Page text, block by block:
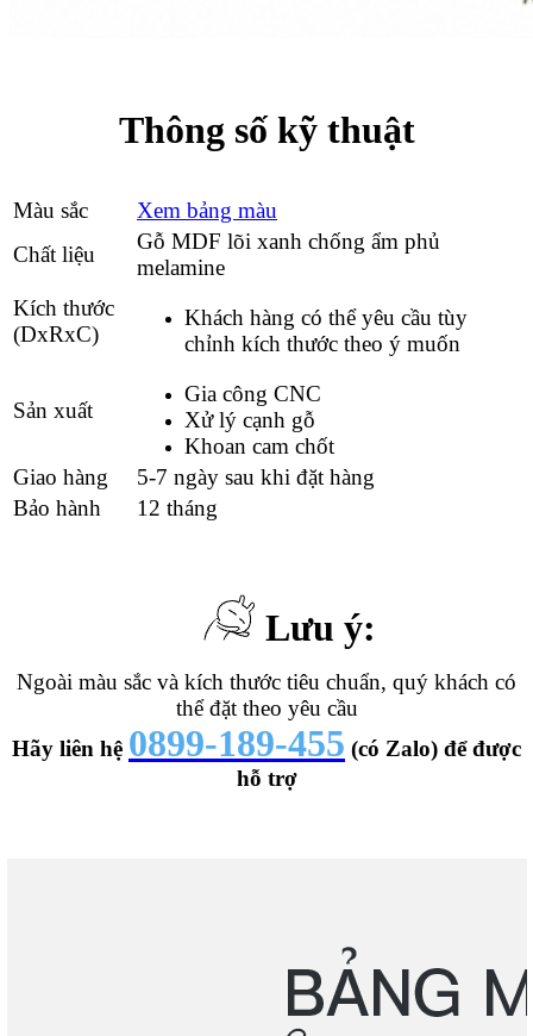
Thông số kỹ thuật
Màu sắc
Xem bảng màu
Chất liệu
Gỗ MDF lõi xanh chống ẩm phủ
melamine
Kích thước
(DxRxC)
Khách hàng có thể yêu cầu tùy
chỉnh kích thước theo ý muốn
Sản xuất
Gia công CNC
Xử lý cạnh gỗ
Khoan cam chốt
Giao hàng
5-7 ngày sau khi đặt hàng
Bảo hành
12 tháng
Lưu ý:
Ngoài màu sắc và kích thước tiêu chuẩn, quý khách có
thể đặt theo yêu cầu
Hãy liên hệ 0899-189-455 (có Zalo) để được
hỗ trợ